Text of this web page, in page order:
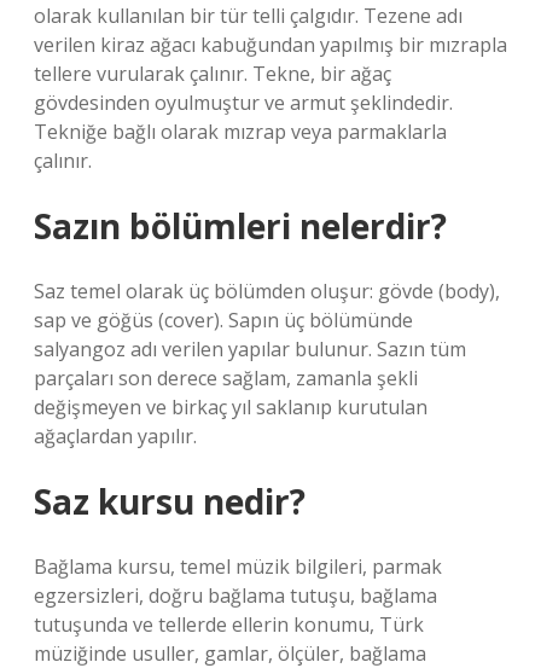
olarak kullanılan bir tür telli çalgıdır. Tezene adı
verilen kiraz ağacı kabuğundan yapılmış bir mızrapla
tellere vurularak çalınır. Tekne, bir ağaç
gövdesinden oyulmuştur ve armut şeklindedir.
Tekniğe bağlı olarak mızrap veya parmaklarla
çalınır.
Sazın bölümleri nelerdir?
Saz temel olarak üç bölümden oluşur: gövde (body),
sap ve göğüs (cover). Sapın üç bölümünde
salyangoz adı verilen yapılar bulunur. Sazın tüm
parçaları son derece sağlam, zamanla şekli
değişmeyen ve birkaç yıl saklanıp kurutulan
ağaçlardan yapılır.
Saz kursu nedir?
Bağlama kursu, temel müzik bilgileri, parmak
egzersizleri, doğru bağlama tutuşu, bağlama
tutuşunda ve tellerde ellerin konumu, Türk
müziğinde usuller, gamlar, ölçüler, bağlama